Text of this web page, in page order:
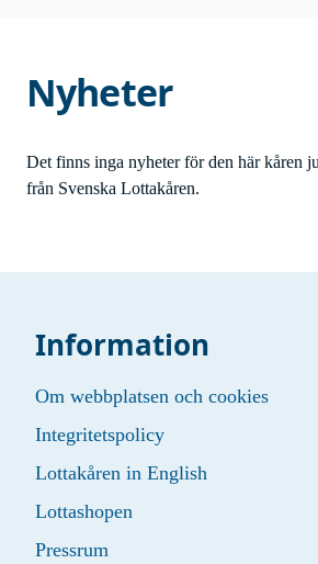
Nyheter
Det finns inga nyheter för den här kåren
från Svenska Lottakåren.
Information
Om webbplatsen och cookies
Integritetspolicy
Lottakåren in English
Lottashopen
Pressrum